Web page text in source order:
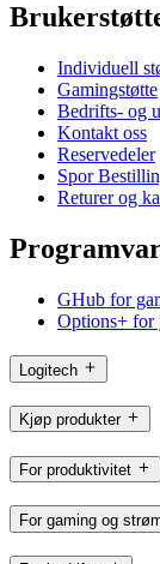
Individuell
Gamingstøtte
Bedrifts- og
Kontakt oss
Reservedeler
Spor
Returer og
GHub for
Options+ for
Logitech
Kjøp produkter
For produktivitet
For gaming og